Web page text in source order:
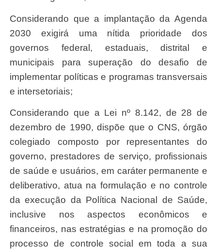
considerando que a implantação da Agenda
2030 exigirá uma nítida prioridade dos
governos federal, estaduais, distrital e
municipais para superação do desafio de
implementar políticas e programas transversais
e intersetoriais;
considerando que a Lei nº 8.142, de 28 de
dezembro de 1990, dispõe que o CNS, órgão
colegiado composto por representantes do
governo, prestadores de serviço, profissionais
de saúde e usuários, em caráter permanente e
deliberativo, atua na formulação e no controle
da execução da Política Nacional de Saúde,
inclusive nos aspectos econômicos e
financeiros, nas estratégias e na promoção do
processo de controle social em toda a sua